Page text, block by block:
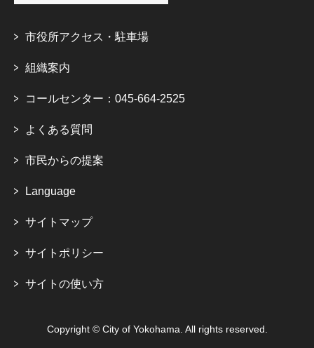
市役所アクセス・駐車場
組織案内
コールセンター：045-664-2525
よくある質問
市民からの提案
Language
サイトマップ
サイトポリシー
サイトの使い方
Copyright © City of Yokohama. All rights reserved.